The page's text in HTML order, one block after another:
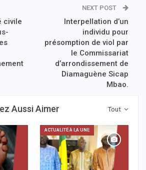
civile
NEXT POST
Interpellation d’un
individu pour
présomption de viol par
le Commissariat
d’arrondissement de
Diamaguène Sicap
Mbao.
Tout
Aussi Aimer
ACTUALITÉ À LA UNE